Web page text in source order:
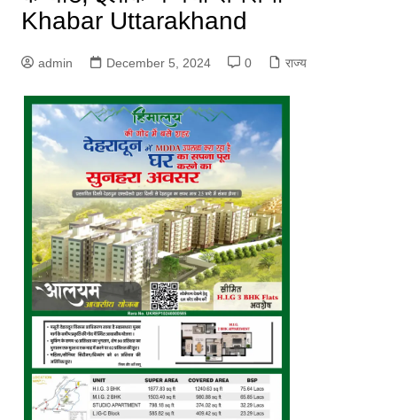
Khabar Uttarakhand
admin December 5, 2024 0 राज्य